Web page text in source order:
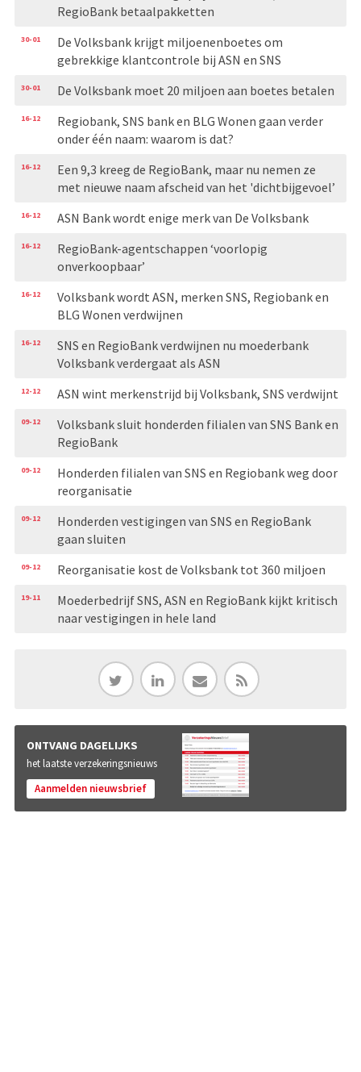
RegioBank betaalpakketten
30-01
De Volksbank krijgt miljoenenboetes om
gebrekkige klantcontrole bij ASN en SNS
30-01 De Volksbank moet 20 miljoen aan boetes betalen
16-12
Regiobank, SNS bank en BLG Wonen gaan verder
onder één naam: waarom is dat?
16-12
Een 9,3 kreeg de RegioBank, maar nu nemen ze
met nieuwe naam afscheid van het 'dichtbijgevoel’
16-12 ASN Bank wordt enige merk van De Volksbank
16-12
RegioBank-agentschappen ‘voorlopig
onverkoopbaar’
16-12
Volksbank wordt ASN, merken SNS, Regiobank en
BLG Wonen verdwijnen
16-12
SNS en RegioBank verdwijnen nu moederbank
Volksbank verdergaat als ASN
12-12 ASN wint merkenstrijd bij Volksbank, SNS verdwijnt
09-12
Volksbank sluit honderden filialen van SNS Bank en
RegioBank
09-12
Honderden filialen van SNS en Regiobank weg door
reorganisatie
09-12
Honderden vestigingen van SNS en RegioBank
gaan sluiten
09-12 Reorganisatie kost de Volksbank tot 360 miljoen
19-11
Moederbedrijf SNS, ASN en RegioBank kijkt kritisch
naar vestigingen in hele land
ONTVANG DAGELIJKS
het laatste verzekeringsnieuws
Aanmelden nieuwsbrief